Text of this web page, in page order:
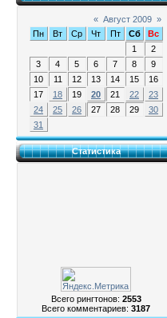
« Август 2009 »
Пн
Вт Ср Чт Пт Сб
Вс
1
2
3
4 5 6 7 8
9
10
11 12 13 14 15
16
17
18 19 20 21 22
23
24
25 26 27 28 29
30
31
Статистика
Всего рингтонов: 2553
Всего комментариев: 3187